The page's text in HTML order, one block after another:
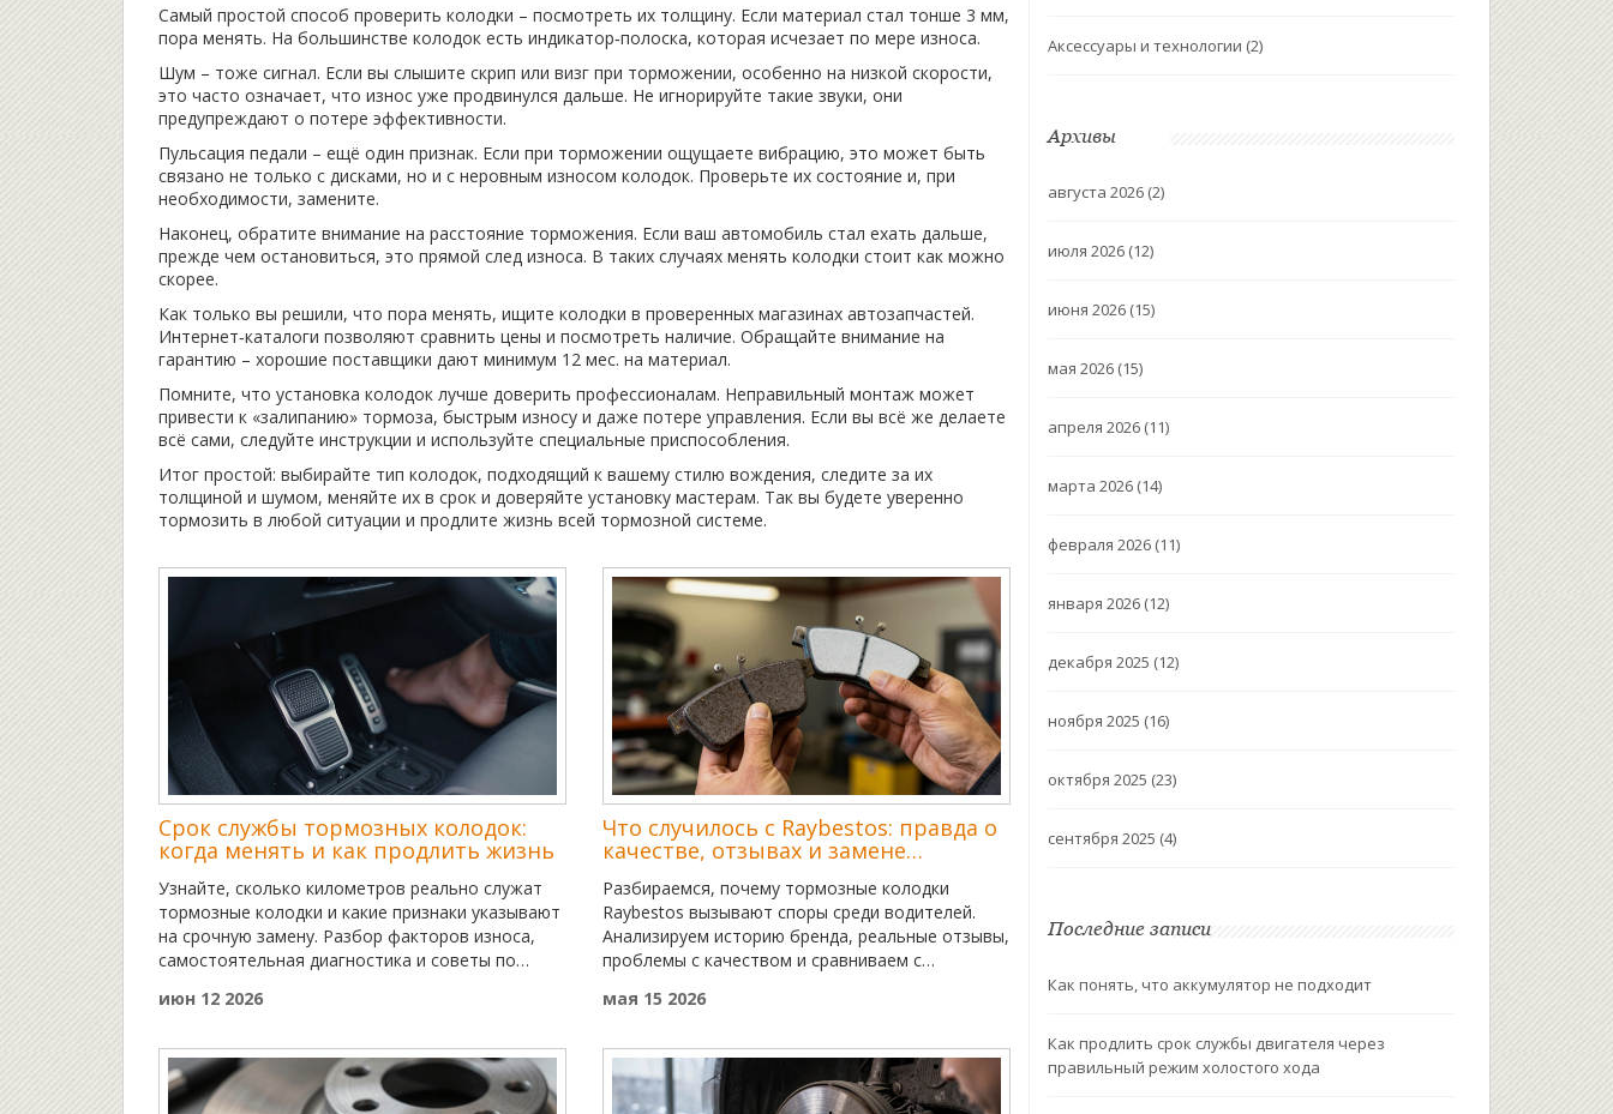
Самый простой способ проверить колодки – посмотреть их толщину. Если материал стал тонше 3 мм,
пора менять. На большинстве колодок есть индикатор‑полоска, которая исчезает по мере износа.
Шум – тоже сигнал. Если вы слышите скрип или визг при торможении, особенно на низкой скорости,
это часто означает, что износ уже продвинулся дальше. Не игнорируйте такие звуки, они
предупреждают о потере эффективности.
Пульсация педали – ещё один признак. Если при торможении ощущаете вибрацию, это может быть
связано не только с дисками, но и с неровным износом колодок. Проверьте их состояние и, при
необходимости, замените.
Наконец, обратите внимание на расстояние торможения. Если ваш автомобиль стал ехать дальше,
прежде чем остановиться, это прямой след износа. В таких случаях менять колодки стоит как можно
скорее.
Как только вы решили, что пора менять, ищите колодки в проверенных магазинах автозапчастей.
Интернет‑каталоги позволяют сравнить цены и посмотреть наличие. Обращайте внимание на
гарантию – хорошие поставщики дают минимум 12 мес. на материал.
Помните, что установка колодок лучше доверить профессионалам. Неправильный монтаж может
привести к «залипанию» тормоза, быстрым износу и даже потере управления. Если вы всё же делаете
всё сами, следуйте инструкции и используйте специальные приспособления.
Итог простой: выбирайте тип колодок, подходящий к вашему стилю вождения, следите за их
толщиной и шумом, меняйте их в срок и доверяйте установку мастерам. Так вы будете уверенно
тормозить в любой ситуации и продлите жизнь всей тормозной системе.
Срок службы тормозных колодок:
когда менять и как продлить жизнь
Узнайте, сколько километров реально служат
тормозные колодки и какие признаки указывают
на срочную замену. Разбор факторов износа,
самостоятельная диагностика и советы по
июн 12 2026
Что случилось с Raybestos: правда о
качестве, отзывах и замене
Разбираемся, почему тормозные колодки
Raybestos вызывают споры среди водителей.
Анализируем историю бренда, реальные отзывы,
проблемы с качеством и сравниваем с
безопасностью ради экономии.
мая 15 2026
Аксессуары и технологии (2)
Архивы
августа 2026 (2)
июля 2026 (12)
июня 2026 (15)
мая 2026 (15)
апреля 2026 (11)
марта 2026 (14)
февраля 2026 (11)
января 2026 (12)
декабря 2025 (12)
ноября 2025 (16)
октября 2025 (23)
сентября 2025 (4)
Последние записи
Как понять, что аккумулятор не подходит
Как продлить срок службы двигателя через
правильный режим холостого хода